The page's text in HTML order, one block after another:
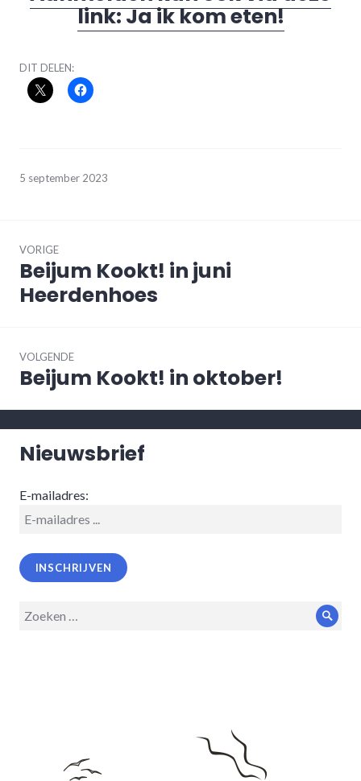
link: Ja ik kom eten!
DIT DELEN:
5 september 2023
navigatie
VORIGE
Vorig
bericht:
Beijum Kookt! in juni
Heerdenhoes
VOLGENDE
Volgend
bericht:
Beijum Kookt! in oktober!
Nieuwsbrief
E-mailadres:
Zoeken